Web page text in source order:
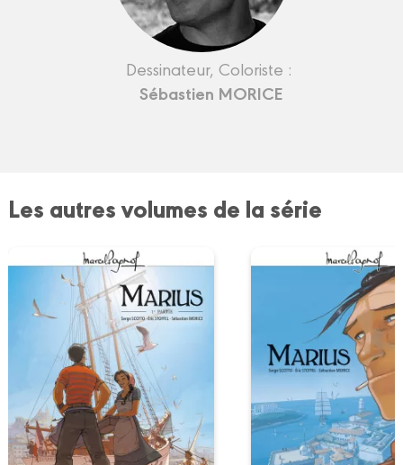
Dessinateur, Coloriste :
Sébastien MORICE
Les autres volumes de la série